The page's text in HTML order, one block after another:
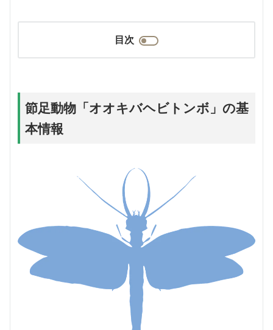
目次
節足動物「オオキバヘビトンボ」の基
本情報